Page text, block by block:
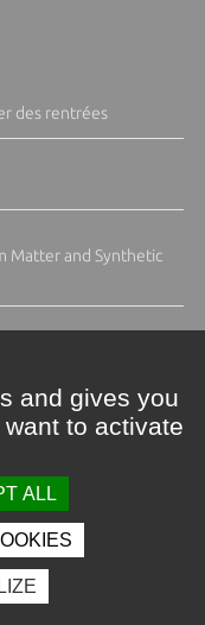
des rentrées
Matter and Synthetic
and gives you
to activate
ALL